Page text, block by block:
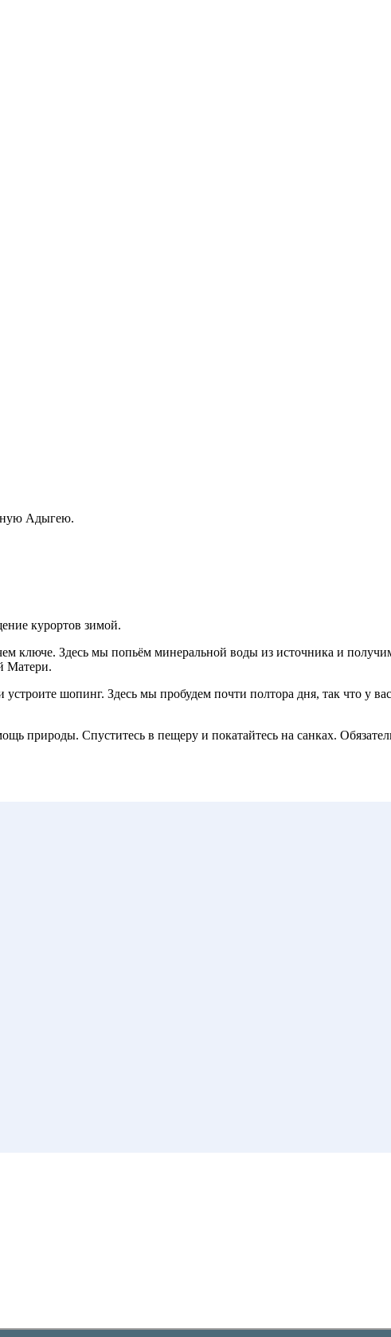
Адыгею.
курортов зимой.
ключе. Здесь мы попьём минеральной воды из источника и
Матери.
шопинг. Здесь мы пробудем почти полтора дня, так что у
Спуститесь в пещеру и покатайтесь на санках.